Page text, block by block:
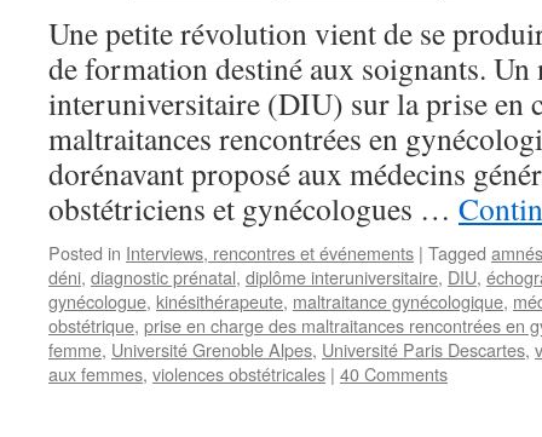
Une petite révolution vient de se
de formation destiné aux soignants.
interuniversitaire (DIU) sur la prise en
maltraitances rencontrées en
dorénavant proposé aux médecins
obstétriciens et gynécologues …
Posted in Interviews, rencontres et événements | Tagged
déni, diagnostic prénatal, diplôme interuniversitaire, DIU,
gynécologue, kinésithérapeute, maltraitance gynécologique,
obstétrique, prise en charge des maltraitances rencontrées en
femme, Université Grenoble Alpes, Université Paris Descartes,
aux femmes, violences obstétricales | 40 Comments